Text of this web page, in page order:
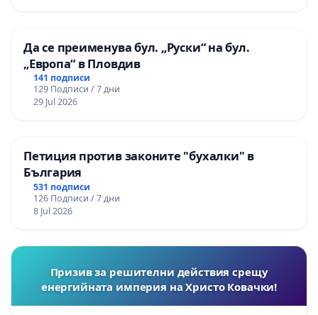
Да се преименува бул. „Руски“ на бул.
„Европа“ в Пловдив
141 подписи
129 Подписи / 7 дни
29 Jul 2026
Петиция против законите "бухалки" в
България
531 подписи
126 Подписи / 7 дни
8 Jul 2026
Призив за решителни действия срещу
енергийната империя на Христо Ковачки!